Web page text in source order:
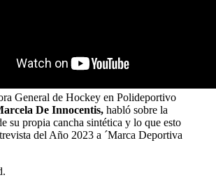
General de Hockey en Polideportivo
De Innocentis, habló sobre la
su propia cancha sintética y lo que esto
del Año 2023 a ´Marca Deportiva